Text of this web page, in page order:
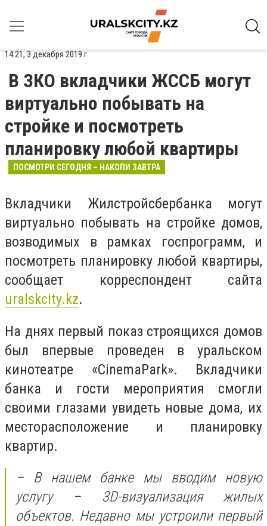
14:21, 3 декабря 2019 г.
В ЗКО вкладчики ЖССБ могут
виртуально побывать на
стройке и посмотреть
планировку любой квартиры
ПОСМОТРИ СЕГОДНЯ – НАКОПИ ЗАВТРА
Вкладчики Жилстройсбербанка могут
виртуально побывать на стройке домов,
возводимых в рамках госпрограмм, и
посмотреть планировку любой квартиры,
сообщает корреспондент сайта
uralskcity.kz.
На днях первый показ строящихся домов
был впервые проведен в уральском
кинотеатре «CinemaPark». Вкладчики
банка и гости мероприятия смогли
своими глазами увидеть новые дома, их
месторасположение и планировку
квартир.
– В нашем банке мы вводим новую
услугу – 3D-визуализация жилых
объектов. Недавно мы устроили первый